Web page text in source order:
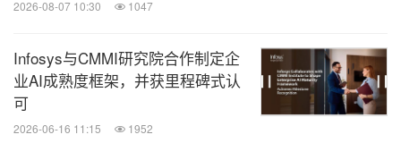
2026-08-07 10:30 1047
Infosys与CMMI研究院合作制定企
业AI成熟度框架，并获里程碑式认
可
2026-06-16 11:15 1952